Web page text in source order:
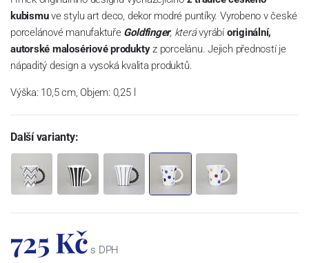
kubismuve stylu art deco, dekor modré puntíky. Vyrobeno v české
porcelánové manufaktuře Goldfinger, kterávyrábíoriginální,
autorské malosériové produktyz porcelánu. Jejich předností je
nápaditý design a vysoká kvalita produktů.
Výška: 10,5 cm, Objem: 0,25 l
Další varianty:
725 Kč s DPH